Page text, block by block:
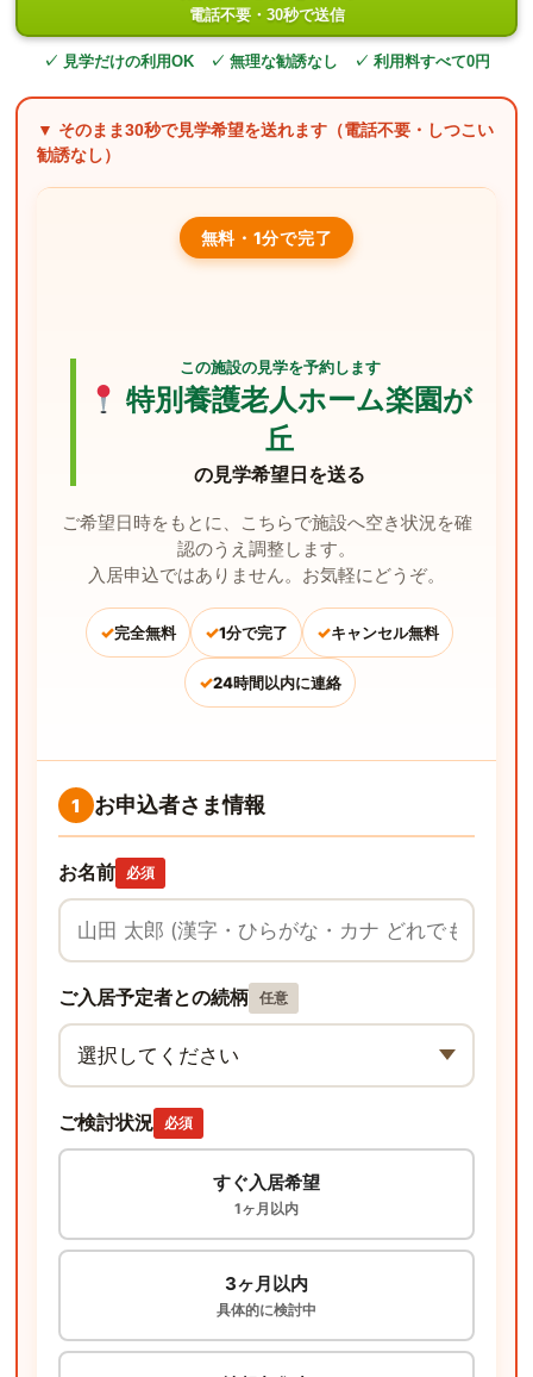
電話不要・30秒で送信
✓ 見学だけの利用OK ✓ 無理な勧誘なし ✓ 利用料すべて0円
▼ そのまま30秒で見学希望を送れます（電話不要・しつこい
勧誘なし）
無料・1分で完了
この施設の見学を予約します
特別養護老人ホーム楽園が
丘
の見学希望日を送る
ご希望日時をもとに、こちらで施設へ空き状況を確
認のうえ調整します。
入居申込ではありません。お気軽にどうぞ。
✓完全無料 ✓1分で完了 ✓キャンセル無料
✓24時間以内に連絡
1 お申込者さま情報
お名前 必須
ご入居予定者との続柄 任意
ご検討状況 必須
すぐ入居希望
1ヶ月以内
3ヶ月以内
具体的に検討中